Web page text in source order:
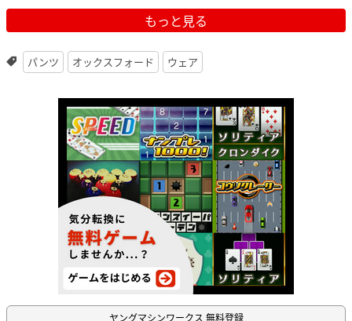
もっと見る
パンツ オックスフォード ウェア
ヤングマシンワークス 無料登録